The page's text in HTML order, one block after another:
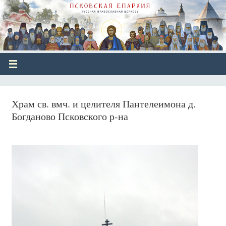
Храм св. вмч. и целителя Пантелеимона д.
Богданово Псковского р-на